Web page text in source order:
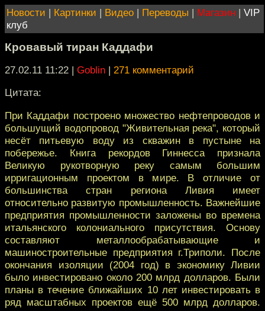
Новости | Картинки | Видео | Переводы | Магазин | VIP
клуб
Кровавый тиран Каддафи
27.02.11 11:22 | Goblin | 271 комментарий
Цитата:
При Каддафи построено множество нефтепроводов и
большущий водопровод "Живительная река", который
несёт питьевую воду из скважин в пустыне на
побережье. Книга рекордов Гиннесса признала
Великую рукотворную реку самым большим
ирригационным проектом в мире. В отличие от
большинства стран региона Ливия имеет
относительно развитую промышленность. Важнейшие
предприятия промышленности заложены во времена
итальянского колониального присутствия. Основу
составляют металлообрабатывающие и
машиностроительные предприятия г.Триполи. После
окончания изоляции (2004 год) в экономику Ливии
было инвестировано около 200 млрд долларов. Были
планы в течение ближайших 10 лет инвестировать в
ряд масштабных проектов ещё 500 млрд долларов.